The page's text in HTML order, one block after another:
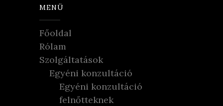
MENÜ
Főoldal
Rólam
Szolgáltatások
Egyéni konzultáció
Egyéni konzultáció
felnőtteknek